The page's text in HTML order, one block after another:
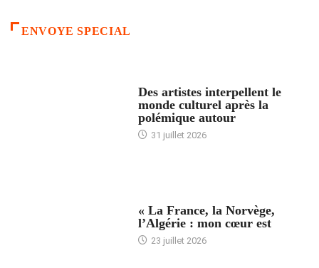
ENVOYE SPECIAL
Des artistes interpellent le
monde culturel après la
polémique autour
31 juillet 2026
« La France, la Norvège,
l’Algérie : mon cœur est
23 juillet 2026